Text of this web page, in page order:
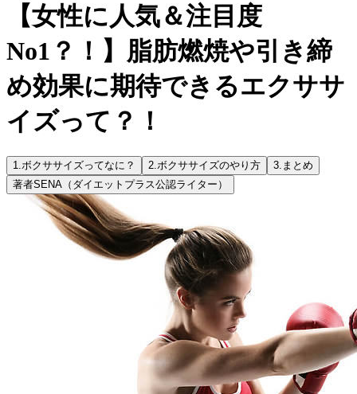
【女性に人気＆注目度
No1？！】脂肪燃焼や引き締
め効果に期待できるエクササ
イズって？！
1.ボクササイズってなに？ 2.ボクササイズのやり方 3. まとめ
著者SENA（ダイエットプラス公認ライター）